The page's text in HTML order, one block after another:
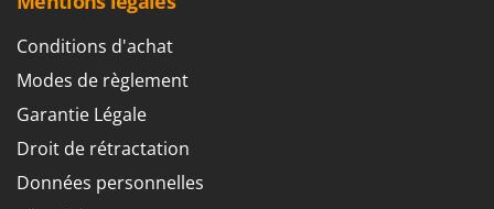
Tornado
Conditions d'achat
Modes de règlement
Garantie Légale
Droit de rétractation
Données personnelles